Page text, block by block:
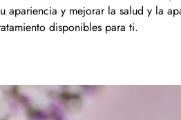
apariencia y mejorar la salud y la
disponibles para ti.